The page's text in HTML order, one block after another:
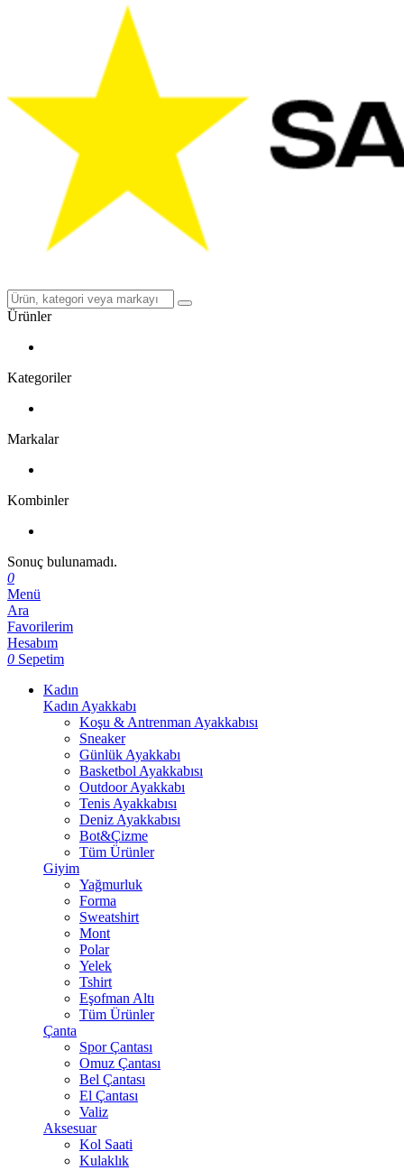
Ürünler
Kategoriler
Markalar
Kombinler
Sonuç bulunamadı.
0
Menü
Ara
Favorilerim
Hesabım
0 Sepetim
Kadın
Kadın Ayakkabı
Koşu & Antrenman Ayakkabısı
Sneaker
Günlük Ayakkabı
Basketbol Ayakkabısı
Outdoor Ayakkabı
Tenis Ayakkabısı
Deniz Ayakkabısı
Bot&Çizme
Tüm Ürünler
Giyim
Yağmurluk
Forma
Sweatshirt
Mont
Polar
Yelek
Tshirt
Eşofman Altı
Tüm Ürünler
Çanta
Spor Çantası
Omuz Çantası
Bel Çantası
El Çantası
Valiz
Aksesuar
Kol Saati
Kulaklık